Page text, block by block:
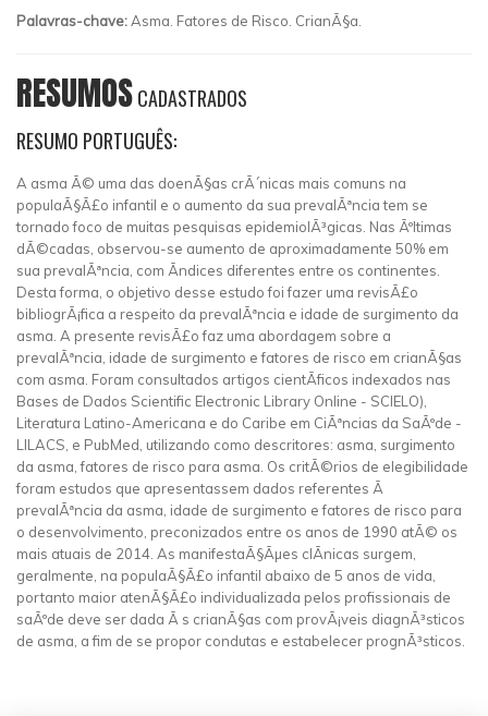
Palavras-chave:Asma. Fatores de Risco. CrianÃ§a.
RESUMOSCADASTRADOS
RESUMO PORTUGUÊS:
A asma Ã© uma das doenÃ§as crÃ´nicas mais comuns na
populaÃ§Ã£o infantil e o aumento da sua prevalÃªncia tem se
tornado foco de muitas pesquisas epidemiolÃ³gicas. Nas Ãºltimas
dÃ©cadas, observou-se aumento de aproximadamente 50% em
sua prevalÃªncia, com Ã­ndices diferentes entre os continentes.
Desta forma, o objetivo desse estudo foi fazer uma revisÃ£o
bibliogrÃ¡fica a respeito da prevalÃªncia e idade de surgimento da
asma. A presente revisÃ£o faz uma abordagem sobre a
prevalÃªncia, idade de surgimento e fatores de risco em crianÃ§as
com asma. Foram consultados artigos cientÃ­ficos indexados nas
Bases de Dados Scientific Electronic Library Online - SCIELO),
Literatura Latino-Americana e do Caribe em CiÃªncias da SaÃºde -
LILACS, e PubMed, utilizando como descritores: asma, surgimento
da asma, fatores de risco para asma. Os critÃ©rios de elegibilidade
foram estudos que apresentassem dados referentes Ã
prevalÃªncia da asma, idade de surgimento e fatores de risco para
o desenvolvimento, preconizados entre os anos de 1990 atÃ© os
mais atuais de 2014. As manifestaÃ§Ãµes clÃ­nicas surgem,
geralmente, na populaÃ§Ã£o infantil abaixo de 5 anos de vida,
portanto maior atenÃ§Ã£o individualizada pelos profissionais de
saÃºde deve ser dada Ã s crianÃ§as com provÃ¡veis diagnÃ³sticos
de asma, a fim de se propor condutas e estabelecer prognÃ³sticos.